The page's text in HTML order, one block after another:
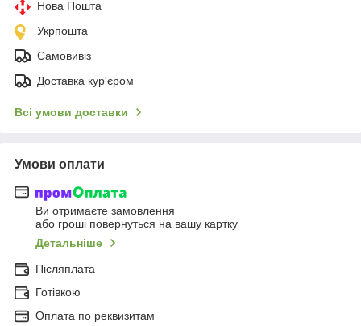
Нова Пошта
Укрпошта
Самовивіз
Доставка кур'єром
Всі умови доставки
Умови оплати
Ви отримаєте замовлення
або гроші повернуться на вашу картку
Детальніше
Післяплата
Готівкою
Оплата по реквизитам